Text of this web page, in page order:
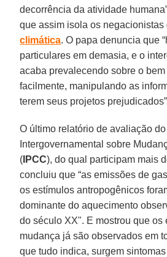
decorrência da atividade
que assim isola os negacionistas
climática. O papa denuncia que
particulares em demasia, e o
acaba prevalecendo sobre o
facilmente, manipulando as
terem seus projetos
O último relatório de avaliação do
Intergovernamental sobre
( IPCC), do qual participam mais
concluiu que “as emissões de
os estímulos antropogênicos
dominante do aquecimento
do século XX". E mostrou que os
mudança já são observados em
que tudo indica, surgem